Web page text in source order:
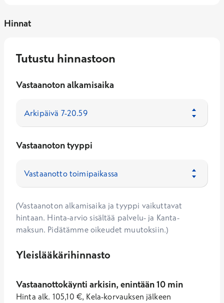
Hinnat
Tutustu hinnastoon
Vastaanoton alkamisaika
Vastaanoton tyyppi
(Vastaanoton alkamisaika ja tyyppi vaikuttavat
hintaan. Hinta-arvio sisältää palvelu- ja Kanta-
maksun. Pidätämme oikeudet muutoksiin.)
Yleislääkärihinnasto
Vastaanottokäynti arkisin, enintään 10 min
Hinta alk. 105,10 €, Kela-korvauksen jälkeen